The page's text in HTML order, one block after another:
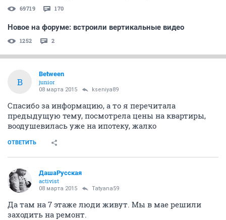
69719 170
Новое на форуме: встроили вертикальные видео
1252 2
B
Between
junior
08 марта 2015 kseniya89
Спасибо за информацию, а то я перечитала
предыдущую тему, посмотрела цены на квартиры,
воодушевилась уже на ипотеку, жалко
ОТВЕТИТЬ
ДашаРусская
activist
08 марта 2015 Tatyana59
Да там на 7 этаже люди живут. Мы в мае решили
заходить на ремонт.